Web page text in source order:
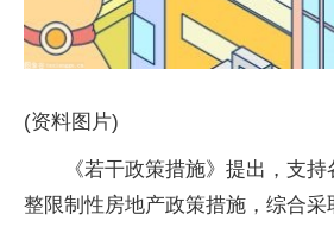
(资料图片)
《若干政策措施》提出，支
整限制性房地产政策措施，综合采